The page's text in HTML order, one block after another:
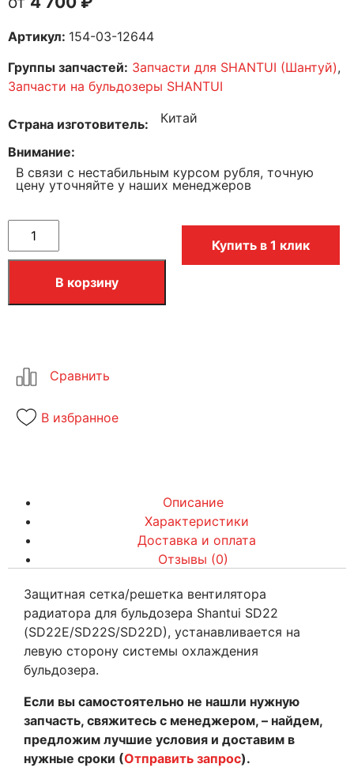
Артикул: 154-03-12644
Группы запчастей: Запчасти для SHANTUI (Шантуй),
Запчасти на бульдозеры SHANTUI
Страна изготовитель Китай
Внимание
В связи с нестабильным курсом рубля, точную
цену уточняйте у наших менеджеров
В корзину
Купить в 1 клик
В избранное
Описание
Характеристики
Доставка и оплата
Отзывы (0)
Защитная сетка/решетка вентилятора
радиатора для бульдозера Shantui SD22
(SD22E/SD22S/SD22D), устанавливается на
левую сторону системы охлаждения
бульдозера.
Если вы самостоятельно не нашли нужную
запчасть, свяжитесь с менеджером, – найдем,
предложим лучшие условия и доставим в
нужные сроки (Отправить запрос).